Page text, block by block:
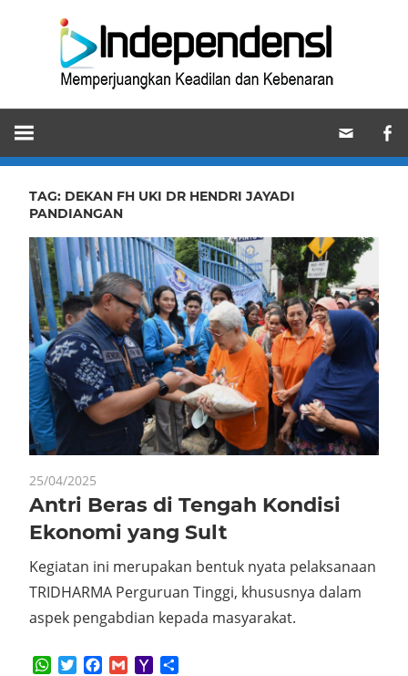
Memperjuangkan
Keadilan
dan
Kebenaran
TAG: DEKAN FH UKI DR HENDRI JAYADI
PANDIANGAN
25/04/2025
Antri Beras di Tengah Kondisi
Ekonomi yang Sult
Kegiatan ini merupakan bentuk nyata pelaksanaan
TRIDHARMA Perguruan Tinggi, khususnya dalam
aspek pengabdian kepada masyarakat.
WhatsApp
TwitterFacebook
GmailYahoo